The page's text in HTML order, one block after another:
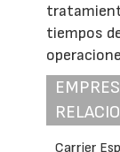
tiempos
Carrier